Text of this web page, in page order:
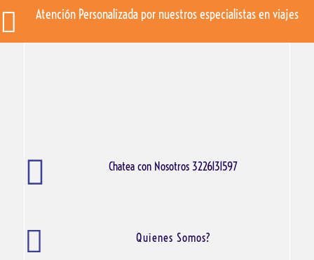
 Atención Personalizada por nuestros especialistas en viajes
 Chatea con Nosotros 3226131597
 Quienes Somos?